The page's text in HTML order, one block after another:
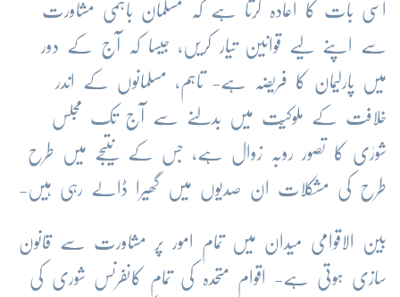
اسی بات کا اعادہ کرتا ہے کہ مسلمان باہمی مشاورت
سے اپنے لیے قوانین تیار کریں، جیسا کہ آج کے دور
میں پارلیمان کا فریضہ ہے- تاہم، مسلمانوں کے اندر
خلافت کے ملوکیّت میں بدلنے سے آج تک مجلس
شورٰی کا تصور روبہ زوال ہے، جس کے نتیجے میں طرح
طرح کی مشکلات ان صدیوں میں گھیرا ڈالے رہی ہیں-
بین الاقوامی میدان میں تمام امور پر مشاورت سے قانون
سازی ہوتی ہے- اقوام متحدہ کی تمام کانفرنس شوری کی